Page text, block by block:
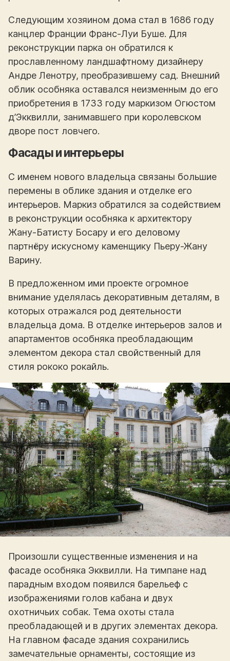
Следующим хозяином дома стал в 1686 году
канцлер Франции Франс-Луи Буше. Для
реконструкции парка он обратился к
прославленному ландшафтному дизайнеру
Андре Ленотру, преобразившему сад. Внешний
облик особняка оставался неизменным до его
приобретения в 1733 году маркизом Огюстом
д’Экквилли, занимавшего при королевском
дворе пост ловчего.
Фасады и интерьеры
С именем нового владельца связаны большие
перемены в облике здания и отделке его
интерьеров. Маркиз обратился за содействием
в реконструкции особняка к архитектору
Жану-Батисту Босару и его деловому
партнёру искусному каменщику Пьеру-Жану
Варину.
В предложенном ими проекте огромное
внимание уделялась декоративным деталям, в
которых отражался род деятельности
владельца дома. В отделке интерьеров залов и
апартаментов особняка преобладающим
элементом декора стал свойственный для
стиля рококо рокайль.
Произошли существенные изменения и на
фасаде особняка Экквилли. На тимпане над
парадным входом появился барельеф с
изображениями голов кабана и двух
охотничьих собак. Тема охоты стала
преобладающей и в других элементах декора.
На главном фасаде здания сохранились
замечательные орнаменты, состоящие из